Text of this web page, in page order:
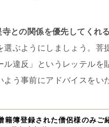
寺との関係を優先してくれる
ぶようにしましょう。菩
違反」というレッテルを
う事前にアドバイスをい
籍簿登録された僧侶様のみご